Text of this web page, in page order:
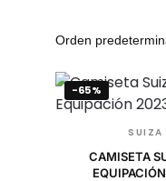
-65%
SUIZA
CAMISETA